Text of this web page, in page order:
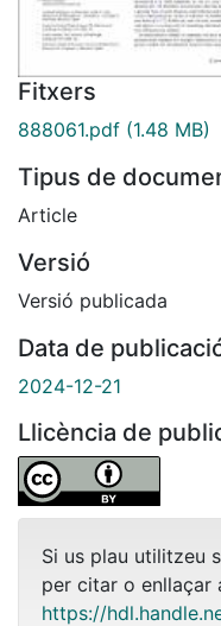
Fitxers
888061.pdf (1.48 MB)
Tipus de
Article
Versió
Versió publicada
Data de
2024-12-21
Llicència de
Si us plau utilitzeu
per citar o enllaçar
https://